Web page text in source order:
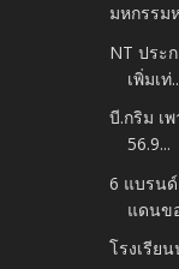
มหกรรม
NT ประ
เพิ่มเท่
บี.กริม เ
56.9...
6 แบรน
แดนข
โรงเรีย